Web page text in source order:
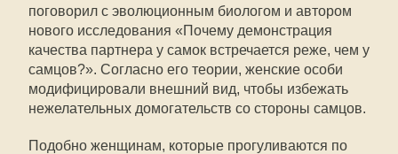
поговорил с эволюционным биологом и автором
нового исследования «Почему демонстрация
качества партнера у самок встречается реже, чем у
самцов?». Согласно его теории, женские особи
модифицировали внешний вид, чтобы избежать
нежелательных домогательств со стороны самцов.
Подобно женщинам, которые прогуливаются по